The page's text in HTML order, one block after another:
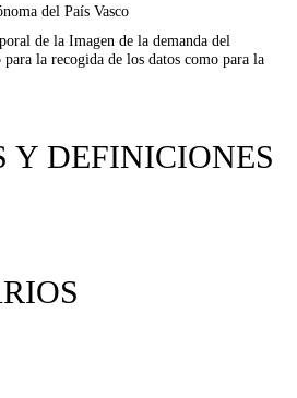
del País Vasco
de la Imagen de la demanda del
la recogida de los datos como para la
Y DEFINICIONES